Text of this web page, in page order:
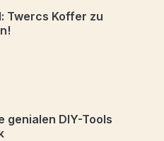
Twercs Koffer zu
genialen DIY-Tools